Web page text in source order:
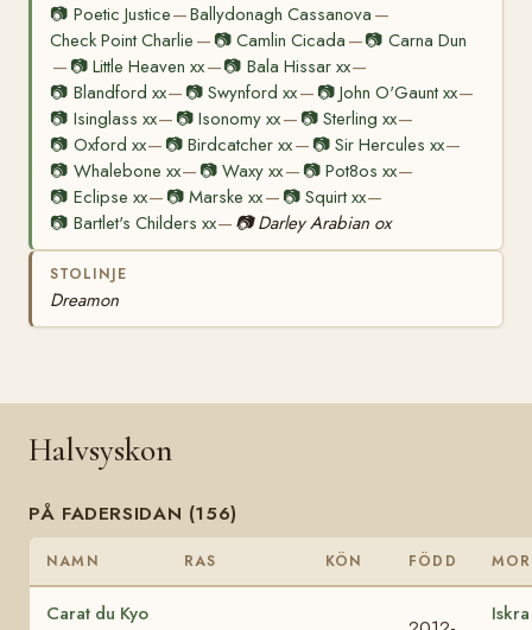
📷 Poetic Justice—Ballydonagh Cassanova —
Check Point Charlie — 📷Camlin Cicada —📷 Carna Dun
— 📷Little Heaven xx—📷 Bala Hissar xx—
📷 Blandford xx— 📷Swynford xx— 📷John O'Gaunt xx—
📷 Isinglass xx— 📷Isonomy xx— 📷 Sterling xx—
📷 Oxford xx— 📷Birdcatcher xx— 📷 Sir Hercules xx—
📷 Whalebone xx— 📷Waxy xx— 📷 Pot8os xx—
📷 Eclipse xx— 📷Marske xx— 📷 Squirt xx—
📷 Bartlet's Childers xx— 📷 Darley Arabian ox
STOLINJE
Dreamon
Halvsyskon
PÅ FADERSIDAN (156)
NAMN RAS KÖN FÖDD MOR
Carat du Kyo